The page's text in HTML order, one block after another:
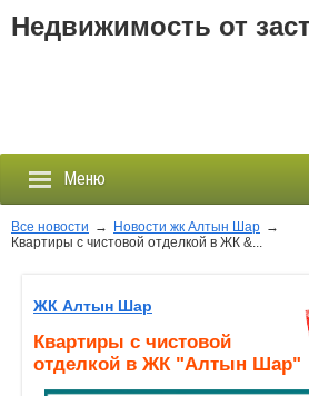
Недвижимость от
Меню
Новостройки
Новости
Все новости → Новости жк Алтын Шар →
Квартиры с чистовой отделкой в ЖК &...
ЖК Алтын Шар
Квартиры с чистовой
отделкой в ЖК "Алтын Шар"